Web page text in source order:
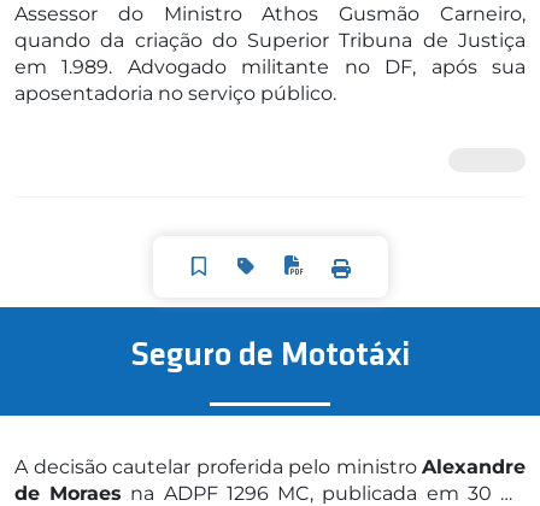
Assessor do Ministro Athos Gusmão Carneiro,
quando da criação do Superior Tribuna de Justiça
em 1.989. Advogado militante no DF, após sua
aposentadoria no serviço público.
Seguro de Mototáxi
A decisão cautelar proferida pelo ministro Alexandre
de Moraes na ADPF 1296 MC, publicada em 30 de